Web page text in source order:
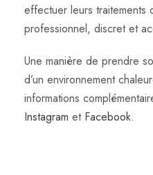
effectuer leurs traitements
professionnel, discret et
Une manière de prendre
d’un environnement
informations
Instagram et Facebook.